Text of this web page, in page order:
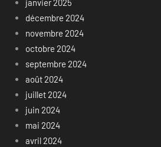
janvier 2025
décembre 2024
novembre 2024
octobre 2024
septembre 2024
août 2024
juillet 2024
juin 2024
mai 2024
avril 2024